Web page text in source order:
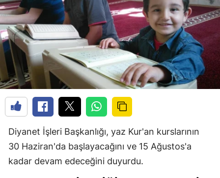
Diyanet İşleri Başkanlığı, yaz Kur'an kurslarının
30 Haziran'da başlayacağını ve 15 Ağustos'a
kadar devam edeceğini duyurdu.